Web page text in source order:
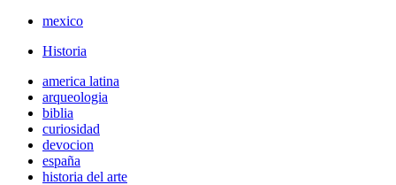
mexico
Historia
america latina
arqueologia
biblia
curiosidad
devocion
españa
historia del arte